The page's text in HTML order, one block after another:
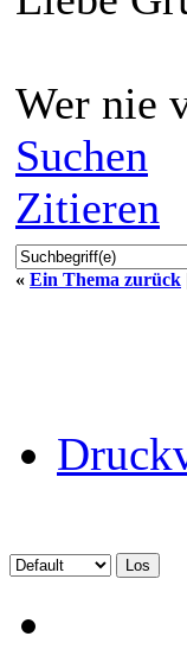
Wer nie
Suchen
Zitieren
« Ein Thema zurück